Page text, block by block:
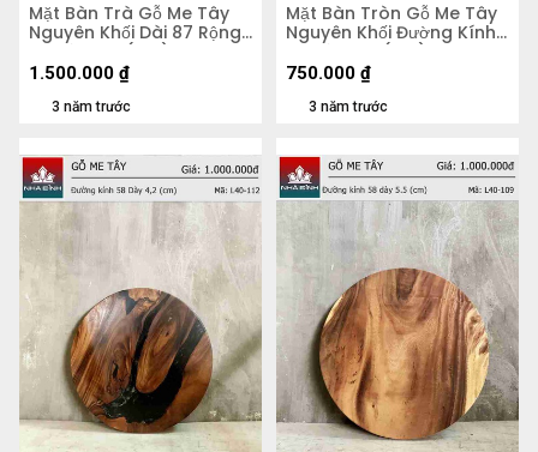
Mặt Bàn Trà Gỗ Me Tây
Nguyên Khối Dài 87 Rộng
50 Dày 5,4 (cm)
3 năm trước
1.500.000 ₫
Mặt Bàn Tròn Gỗ Me Tây
Nguyên Khối Đường Kính
56 Dày 4,8 (cm)
3 năm trước
750.000 ₫